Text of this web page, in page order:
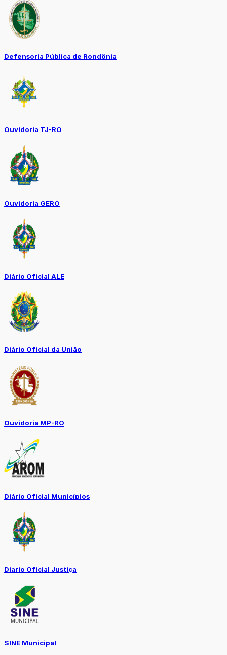
Defensoria Pública de Rondônia
Ouvidoria TJ-RO
Ouvidoria GERO
Diário Oficial ALE
Diário Oficial da União
Ouvidoria MP-RO
Diário Oficial Municípios
Diario Oficial Justiça
SINE Municipal